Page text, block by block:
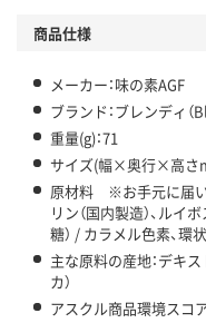
商品仕様
メーカー：味の素AGF
ブランド：ブレンディ（
重量(g)：71
サイズ(幅×奥行×高さ
原材料 ※お手元に届い
リン（国内製造）、ルイ
糖） / カラメル色素、環
主な原料の産地：デキス
カ）
アスクル商品環境スコ